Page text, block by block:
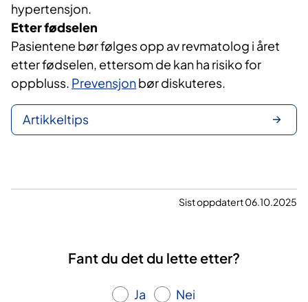
hypertensjon.
Etter fødselen
Pasientene bør følges opp av revmatolog i året
etter fødselen, ettersom de kan ha risiko for
oppbluss. Prevensjonbør diskuteres.
Artikkeltips
Sist oppdatert 06.10.2025
Fant du det du lette etter?
Ja Nei